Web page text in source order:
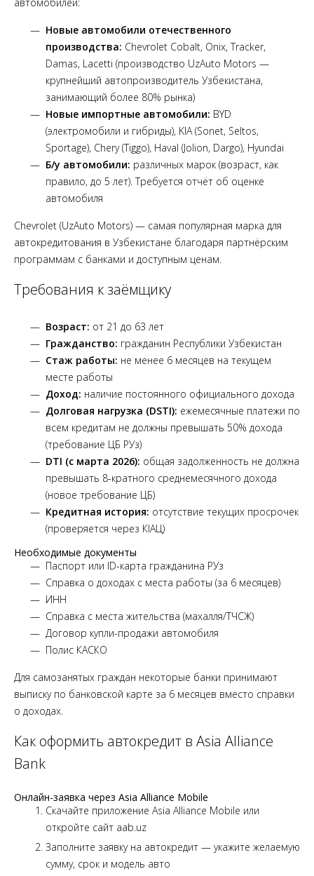
Новые автомобили отечественного
производства: Chevrolet Cobalt, Onix, Tracker,
Damas, Lacetti (производство UzAuto Motors —
крупнейший автопроизводитель Узбекистана,
занимающий более 80% рынка)
Новые импортные автомобили: BYD
(электромобили и гибриды), KIA (Sonet, Seltos,
Sportage), Chery (Tiggo), Haval (Jolion, Dargo), Hyundai
Б/у автомобили: различных марок (возраст, как
правило, до 5 лет). Требуется отчёт об оценке
автомобиля
Chevrolet (UzAuto Motors) — самая популярная марка для
автокредитования в Узбекистане благодаря партнёрским
программам с банками и доступным ценам.
Требования к заёмщику
Возраст: от 21 до 63 лет
Гражданство: гражданин Республики Узбекистан
Стаж работы: не менее 6 месяцев на текущем
месте работы
Доход: наличие постоянного официального дохода
Долговая нагрузка (DSTI): ежемесячные платежи по
всем кредитам не должны превышать 50% дохода
(требование ЦБ РУз)
DTI (с марта 2026): общая задолженность не должна
превышать 8-кратного среднемесячного дохода
(новое требование ЦБ)
Кредитная история: отсутствие текущих просрочек
(проверяется через КІАЦ)
Необходимые документы
Паспорт или ID-карта гражданина РУз
Справка о доходах с места работы (за 6 месяцев)
ИНН
Справка с места жительства (махалля/ТЧСЖ)
Договор купли-продажи автомобиля
Полис КАСКО
Для самозанятых граждан некоторые банки принимают
выписку по банковской карте за 6 месяцев вместо справки
о доходах.
Как оформить автокредит в Asia Alliance
Bank
Онлайн-заявка через Asia Alliance Mobile
Скачайте приложение Asia Alliance Mobile или
откройте сайт aab.uz
Заполните заявку на автокредит — укажите желаемую
сумму, срок и модель авто